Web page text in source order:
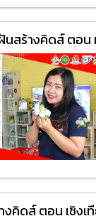
นสร้างคิดส์ ตอน
งคิดส์ ตอน เชิงเ